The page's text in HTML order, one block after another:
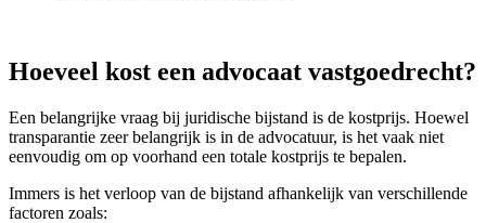
Hoeveel kost een advocaat vastgoedrecht?
Een belangrijke vraag bij juridische bijstand is de kostprijs. Hoewel
transparantie zeer belangrijk is in de advocatuur, is het vaak niet
eenvoudig om op voorhand een totale kostprijs te bepalen.
Immers is het verloop van de bijstand afhankelijk van verschillende
factoren zoals: